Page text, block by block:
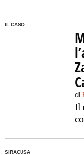
IL CASO
di
Il
SIRACUSA